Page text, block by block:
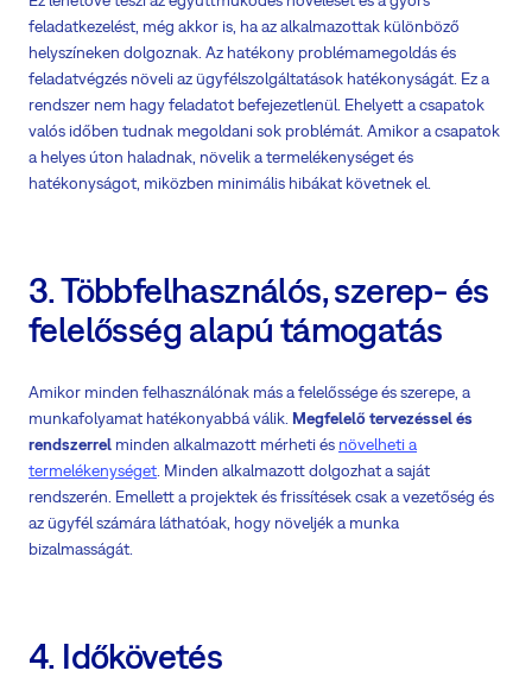
feladatkezelést, még akkor is, ha az alkalmazottak különböző
helyszíneken dolgoznak. Az hatékony problémamegoldás és
feladatvégzés növeli az ügyfélszolgáltatások hatékonyságát. Ez a
rendszer nem hagy feladatot befejezetlenül. Ehelyett a csapatok
valós időben tudnak megoldani sok problémát. Amikor a csapatok
a helyes úton haladnak, növelik a termelékenységet és
hatékonyságot, miközben minimális hibákat követnek el.
3. Többfelhasználós, szerep- és
felelősség alapú támogatás
Amikor minden felhasználónak más a felelőssége és szerepe, a
munkafolyamat hatékonyabbá válik. Megfelelő tervezéssel és
rendszerrel minden alkalmazott mérheti és növelheti a
termelékenységet . Minden alkalmazott dolgozhat a saját
rendszerén. Emellett a projektek és frissítések csak a vezetőség és
az ügyfél számára láthatóak, hogy növeljék a munka
bizalmasságát.
4. Időkövetés